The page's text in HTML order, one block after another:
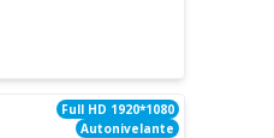
Full HD 1920*1080
Autonivelante